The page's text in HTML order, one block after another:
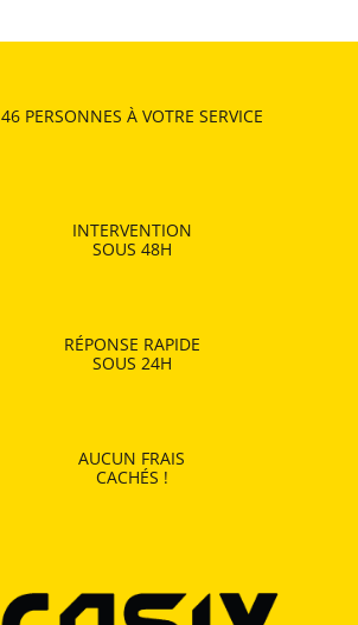
46 PERSONNES À VOTRE SERVICE
INTERVENTION
SOUS 48H
RÉPONSE RAPIDE
SOUS 24H
AUCUN FRAIS
CACHÉS !